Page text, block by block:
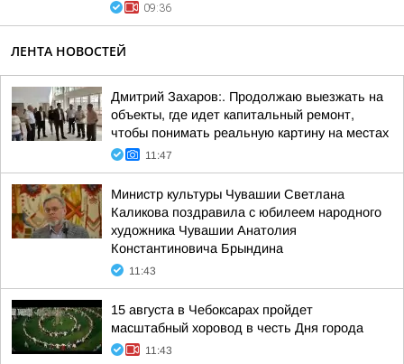
09:36
ЛЕНТА НОВОСТЕЙ
Дмитрий Захаров:. Продолжаю выезжать на
объекты, где идет капитальный ремонт,
чтобы понимать реальную картину на местах
11:47
Министр культуры Чувашии Светлана
Каликова поздравила с юбилеем народного
художника Чувашии Анатолия
Константиновича Брындина
11:43
15 августа в Чебоксарах пройдет
масштабный хоровод в честь Дня города
11:43